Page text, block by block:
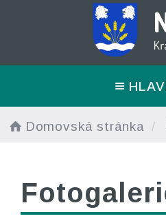
Domovská stránka